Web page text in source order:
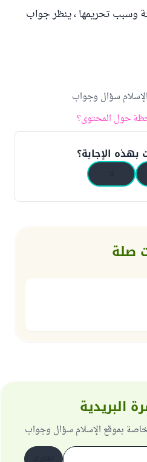
وسبب تحريمها ، ينظر جواب
سؤال وجواب
حول المحتوى؟
الإجابة؟
صلة
البريدية
بموقع الإسلام سؤال وجواب